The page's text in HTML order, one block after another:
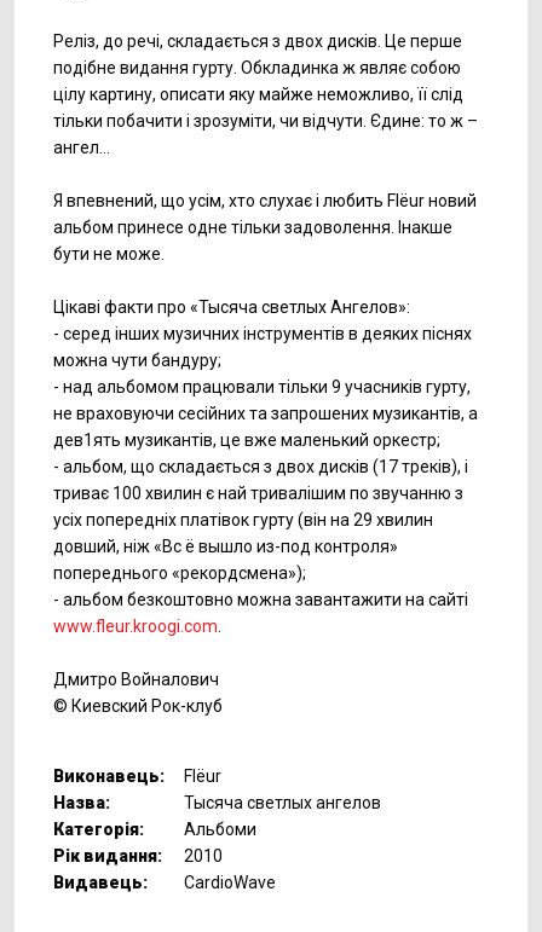
Реліз, до речі, складається з двох дисків. Це перше
подібне видання гурту. Обкладинка ж являє собою
цілу картину, описати яку майже неможливо, її слід
тільки побачити і зрозуміти, чи відчути. Єдине: то ж –
ангел…
Я впевнений, що усім, хто слухає і любить Flёur новий
альбом принесе одне тільки задоволення. Інакше
бути не може.
Цікаві факти про «Тысяча светлых Ангелов»:
- серед інших музичних інструментів в деяких піснях
можна чути бандуру;
- над альбомом працювали тільки 9 учасників гурту,
не враховуючи сесійних та запрошених музикантів, а
дев1ять музикантів, це вже маленький оркестр;
- альбом, що складається з двох дисків (17 треків), і
триває 100 хвилин є най тривалішим по звучанню з
усіх попередніх платівок гурту (він на 29 хвилин
довший, ніж «Вс ё вышло из-под контроля»
попереднього «рекордсмена»);
- альбом безкоштовно можна завантажити на сайті
www.fleur.kroogi.com
Дмитро Войналович
© Киевский Рок-клуб
Виконавець:
Flёur
Назва:
Тысяча светлых ангелов
Категорія:
Альбоми
Рік видання:
2010
Видавець:
CardioWave